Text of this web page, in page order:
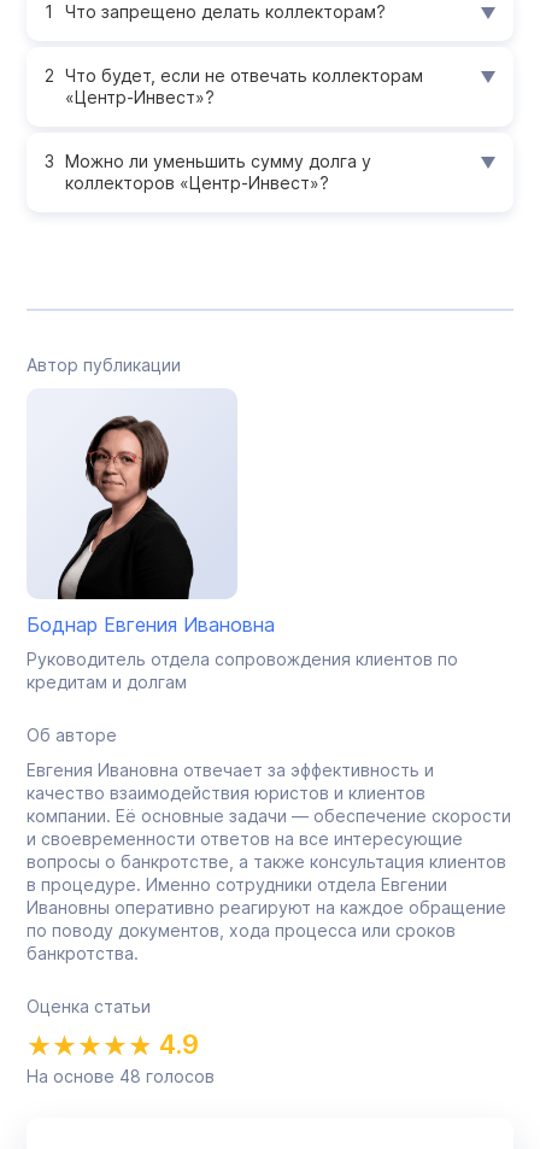
Что запрещено делать коллекторам?
Что будет, если не отвечать коллекторам
«Центр-Инвест»?
Можно ли уменьшить сумму долга у
коллекторов «Центр-Инвест»?
Автор публикации
Боднар Евгения Ивановна
Руководитель отдела сопровождения клиентов по
кредитам и долгам
Об авторе
Евгения Ивановна отвечает за эффективность и
качество взаимодействия юристов и клиентов
компании. Её основные задачи — обеспечение скорости
и своевременности ответов на все интересующие
вопросы о банкротстве, а также консультация клиентов
в процедуре. Именно сотрудники отдела Евгении
Ивановны оперативно реагируют на каждое обращение
по поводу документов, хода процесса или сроков
банкротства.
Оценка статьи
4.9
На основе 48 голосов